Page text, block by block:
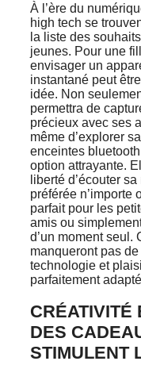
À l’ère du
high tech se
la liste des
jeunes. Pour une
envisager un
instantané peut
idée. Non
permettra de
précieux avec ses
même d’explorer
enceintes
option attrayante.
liberté d’écouter
préférée n’importe
parfait pour les
amis ou
d’un moment seul.
manqueront pas
technologie et
parfaitement
CRÉATIVITÉ
DES
STIMULENT